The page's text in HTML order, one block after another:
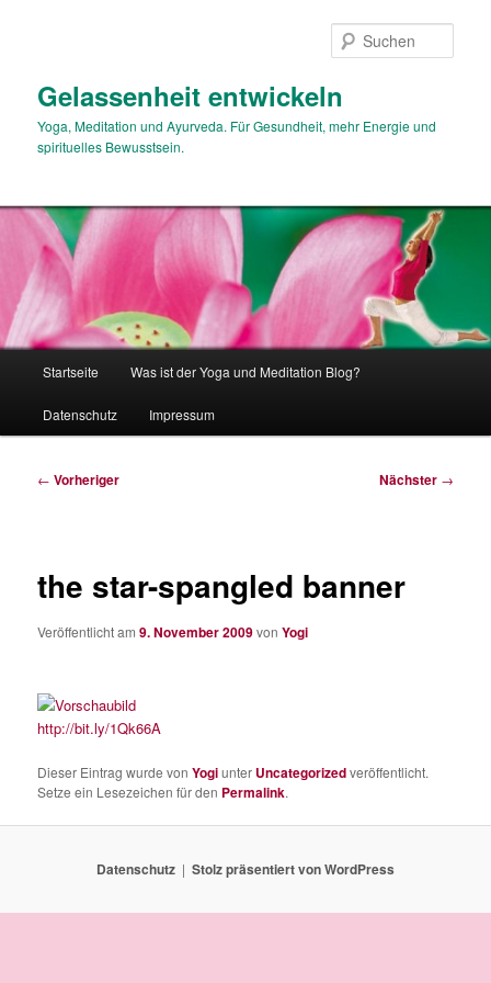
Gelassenheit entwickeln
Yoga, Meditation und Ayurveda. Für Gesundheit, mehr Energie und
spirituelles Bewusstsein.
Startseite Was ist der Yoga und Meditation Blog?
Datenschutz Impressum
Beitragsnavigation
← Vorheriger Nächster →
the star-spangled banner
Veröffentlicht am9. November 2009vonYogi
http://bit.ly/1Qk66A
Dieser Eintrag wurde vonYogiunter Uncategorizedveröffentlicht.
Setze ein Lesezeichen für den Permalink.
Datenschutz Stolz präsentiert von WordPress